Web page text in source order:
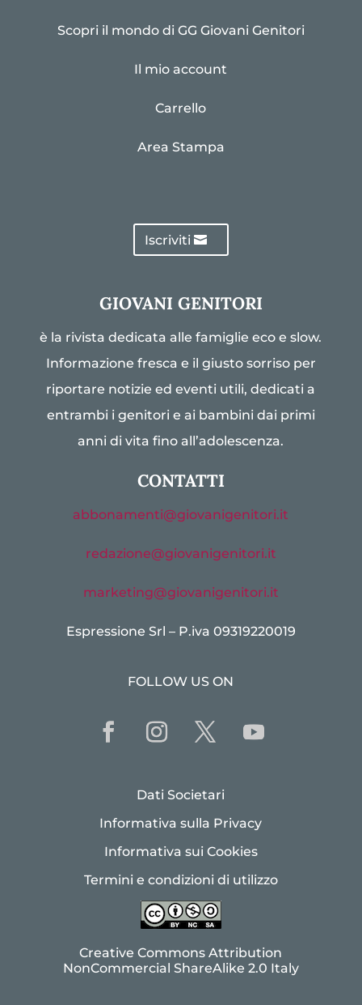
Scopri il mondo di GG Giovani Genitori
Il mio account
Carrello
Area Stampa
Iscriviti
GIOVANI GENITORI
è la rivista dedicata alle famiglie eco e slow.
Informazione fresca e il giusto sorriso per
riportare notizie ed eventi utili, dedicati a
entrambi i genitori e ai bambini dai primi
anni di vita fino all’adolescenza.
CONTATTI
abbonamenti@giovanigenitori.it
redazione@giovanigenitori.it
marketing@giovanigenitori.it
Espressione Srl – P.iva 09319220019
FOLLOW US ON
Dati Societari
Informativa sulla Privacy
Informativa sui Cookies
Termini e condizioni di utilizzo
Creative Commons Attribution
NonCommercial ShareAlike 2.0 Italy